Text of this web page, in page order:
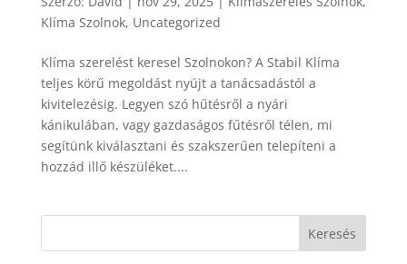
Klíma Szolnok, Uncategorized
Klíma szerelést keresel Szolnokon? A Stabil Klíma
teljes körű megoldást nyújt a tanácsadástól a
kivitelezésig. Legyen szó hűtésről a nyári
kánikulában, vagy gazdaságos fűtésről télen, mi
segítünk kiválasztani és szakszerűen telepíteni a
hozzád illő készüléket....
Keresés